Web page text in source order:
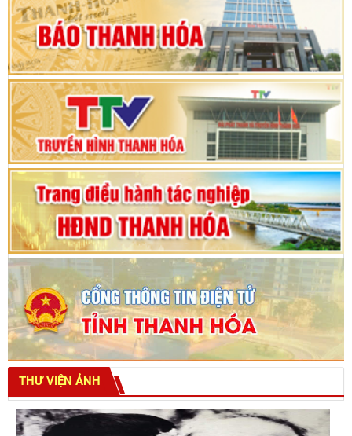
hội khóa XV
Phiên thảo luận Kỳ họp thứ 24, HĐND tỉnh
Thanh Hóa khóa XVIII, nhiệm kỳ 2021 - 2026
Bế mạc Kỳ họp thứ hai bốn, Hội đồng nhân dân
tỉnh khoá XVIII
THƯ VIỆN ẢNH